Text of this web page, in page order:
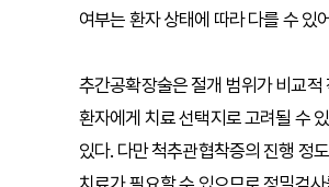
여부는 환자 상태에 따라 다를 수 있
추간공확장술은 절개 범위가 비교
환자에게 치료 선택지로 고려될 수
있다. 다만 척추관협착증의 진행 정